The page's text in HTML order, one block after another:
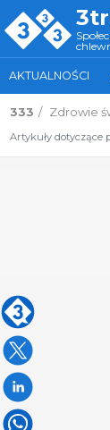
AKTUALNOŚCI
333 Zdrowie
Artykuły dotyczące